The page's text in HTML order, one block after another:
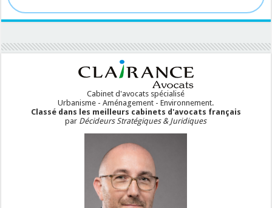
Cabinet d'avocats spécialisé
Urbanisme - Aménagement - Environnement.
Classé dans les meilleurs cabinets d'avocats français
par Décideurs Stratégiques & Juridiques